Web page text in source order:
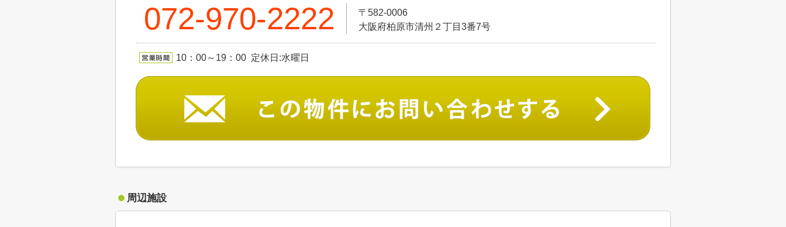
072-970-2222
〒582-0006
大阪府柏原市清州２丁目3番7号
10：00～19：00 定休日:水曜日
周辺施設